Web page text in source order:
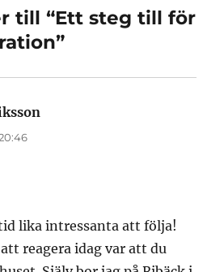
till “Ett steg till för
lika intressanta att följa!
reagera idag var att du